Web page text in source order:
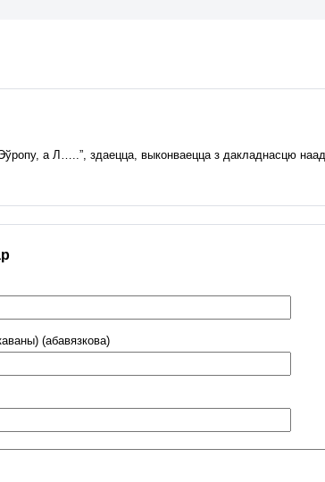
а Л…..”, здаецца, выконваецца з дакладнасцю
(абавязкова)